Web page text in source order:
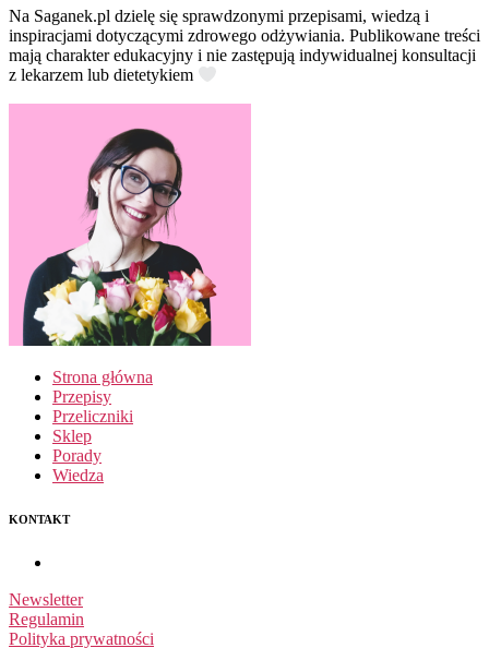
Na Saganek.pl dzielę się sprawdzonymi przepisami, wiedzą i
inspiracjami dotyczącymi zdrowego odżywiania. Publikowane treści
mają charakter edukacyjny i nie zastępują indywidualnej konsultacji
z lekarzem lub dietetykiem
Strona główna
Przepisy
Przeliczniki
Sklep
Porady
Wiedza
KONTAKT
Newsletter
Regulamin
Polityka prywatności